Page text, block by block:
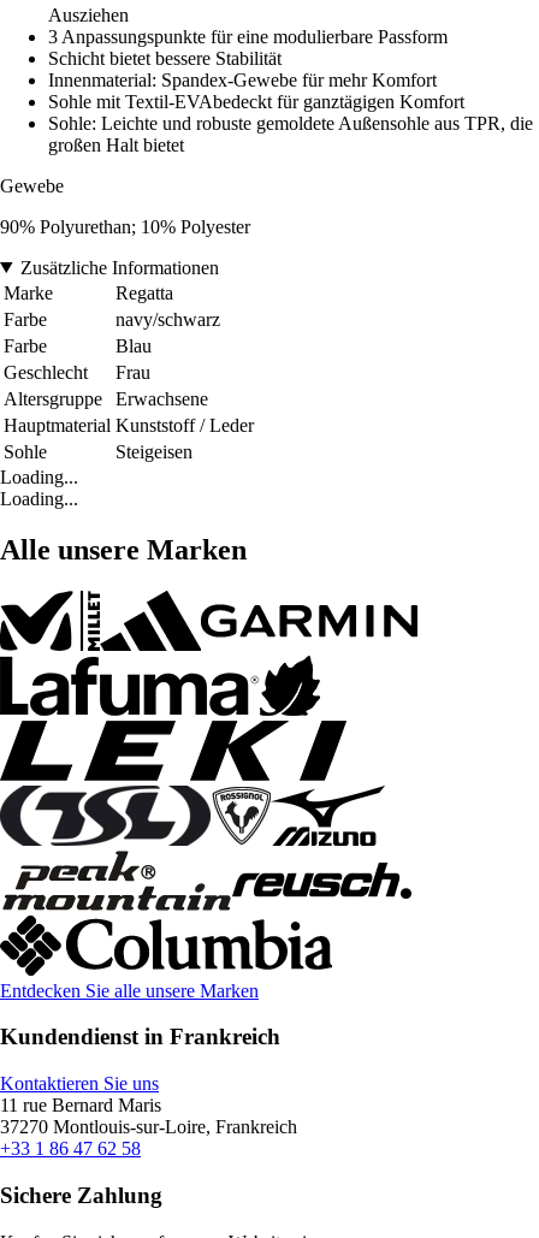
Ausziehen
3 Anpassungspunkte für eine modulierbare Passform
Schicht bietet bessere Stabilität
Innenmaterial: Spandex-Gewebe für mehr Komfort
Sohle mit Textil-EVAbedeckt für ganztägigen Komfort
Sohle: Leichte und robuste gemoldete Außensohle aus TPR, die
großen Halt bietet
Gewebe
90% Polyurethan; 10% Polyester
Zusätzliche Informationen
Marke
Regatta
Farbe
navy/schwarz
Farbe
Blau
Geschlecht
Frau
Altersgruppe
Erwachsene
Hauptmaterial Kunststoff / Leder
Sohle
Steigeisen
Loading...
Loading...
Alle unsere Marken
Entdecken Sie alle unsere Marken
Kundendienst in Frankreich
Kontaktieren Sie uns
11 rue Bernard Maris
37270 Montlouis-sur-Loire, Frankreich
+33 1 86 47 62 58
Sichere Zahlung